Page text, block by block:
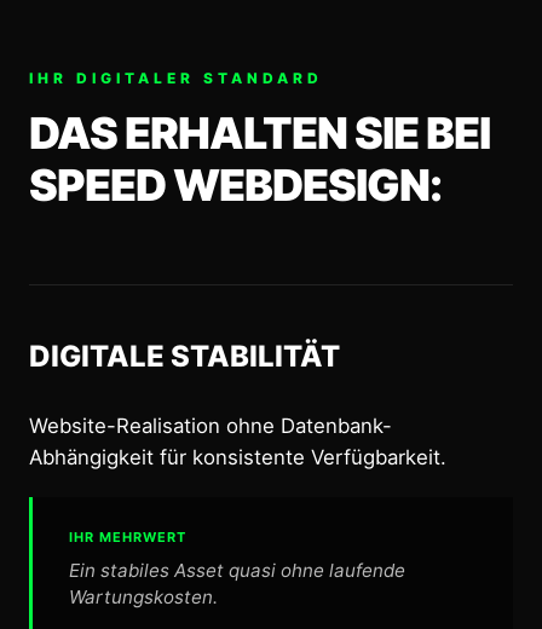
IHR DIGITALER STANDARD
DAS ERHALTEN SIE BEI
SPEED WEBDESIGN:
DIGITALE STABILITÄT
Website-Realisation ohne Datenbank-
Abhängigkeit für konsistente Verfügbarkeit.
IHR MEHRWERT
Ein stabiles Asset quasi ohne laufende
Wartungskosten.